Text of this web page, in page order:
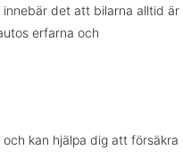
det att bilarna alltid är
erfarna och
kan hjälpa dig att försäkra